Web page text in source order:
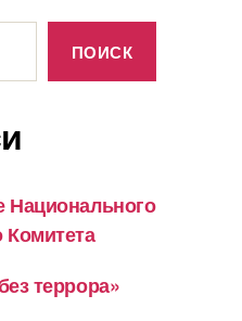
ПОИСК
Комитета
террора»